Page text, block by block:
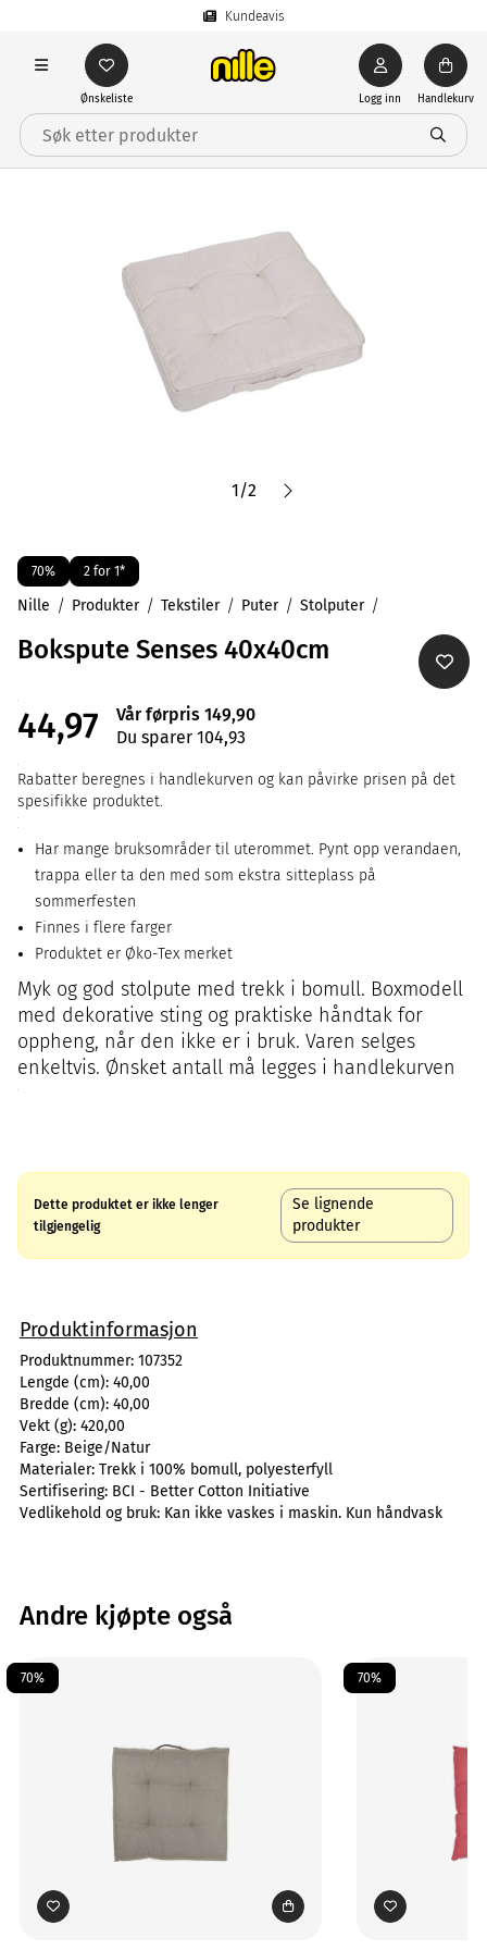
Kundeavis
Ønskeliste Logg inn Handlekurv
1/2
70% 2 for 1*
Nille Produkter Tekstiler Puter Stolputer
Bokspute Senses 40x40cm
44,97
Vår førpris 149,90
Du sparer 104,93
Rabatter beregnes i handlekurven og kan påvirke prisen på det
spesifikke produktet.
Har mange bruksområder til uterommet. Pynt opp verandaen,
trappa eller ta den med som ekstra sitteplass på
sommerfesten
Finnes i flere farger
Produktet er Øko-Tex merket
Myk og god stolpute med trekk i bomull. Boxmodell
med dekorative sting og praktiske håndtak for
oppheng, når den ikke er i bruk. Varen selges
enkeltvis. Ønsket antall må legges i handlekurven
Dette produktet er ikke lenger
tilgjengelig
Se lignende
produkter
Produktinformasjon
Produktnummer: 107352
Lengde (cm): 40,00
Bredde (cm): 40,00
Vekt (g): 420,00
Farge: Beige/Natur
Materialer: Trekk i 100% bomull, polyesterfyll
Sertifisering: BCI - Better Cotton Initiative
Vedlikehold og bruk: Kan ikke vaskes i maskin. Kun håndvask
Andre kjøpte også
70% 70%